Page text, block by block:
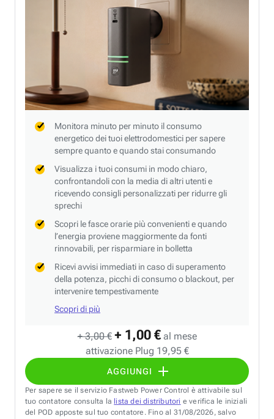
+ 3,00 € + 1,00 € al mese
attivazione Plug 19,95 €
AGGIUNGI
Monitora minuto per minuto il consumo
energetico dei tuoi elettrodomestici per sapere
sempre quanto e quando stai consumando
Visualizza i tuoi consumi in modo chiaro,
confrontandoli con la media di altri utenti e
ricevendo consigli personalizzati per ridurre gli
sprechi
Scopri le fasce orarie più convenienti e quando
l’energia proviene maggiormente da fonti
rinnovabili, per risparmiare in bolletta
Ricevi avvisi immediati in caso di superamento
della potenza, picchi di consumo o blackout, per
intervenire tempestivamente
Scopri di più
Per sapere se il servizio Fastweb Power Control è attivabile sul
tuo contatore consulta la lista dei distributori e verifica le iniziali
del POD apposte sul tuo contatore. Fino al 31/08/2026, salvo